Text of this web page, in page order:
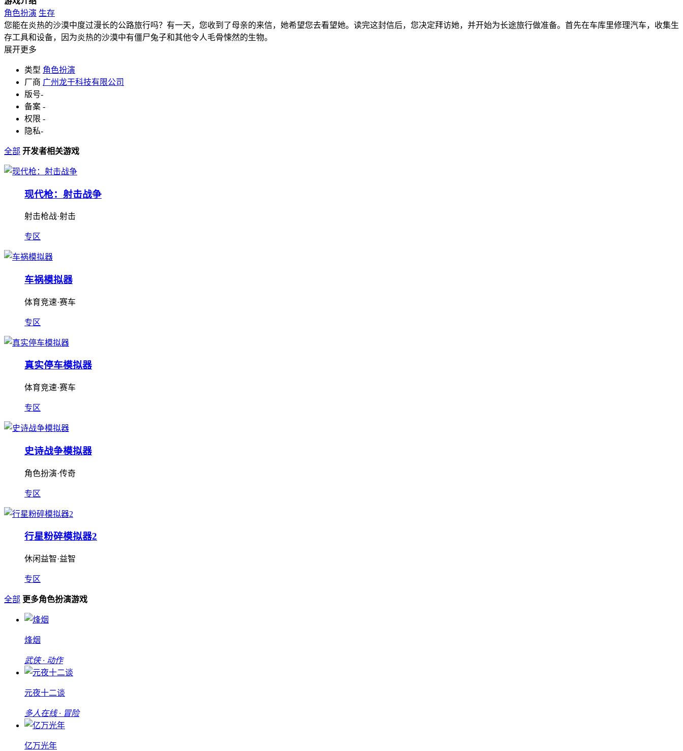
角色扮演 生存
您能在炎热的沙漠中度过漫长的公路旅行吗？有一天，您收到了母亲的来信，她希望您去看望她。读完这封信后，您决定拜访她，并开始为长途旅行做准备。首先在车库里修理汽车，收集生
存工具和设备，因为炎热的沙漠中有僵尸兔子和其他令人毛骨悚然的生物。
展开更多
类型 角色扮演
厂商 广州龙干科技有限公司
版号-
备案 -
权限 -
隐私-
全部 开发者相关游戏
现代枪：射击战争
射击枪战·射击
专区
车祸模拟器
体育竞速·赛车
专区
真实停车模拟器
体育竞速·赛车
专区
史诗战争模拟器
角色扮演·传奇
专区
行星粉碎模拟器2
休闲益智·益智
专区
全部 更多角色扮演游戏
烽烟
武侠 · 动作
元夜十二谈
多人在线 · 冒险
亿万光年